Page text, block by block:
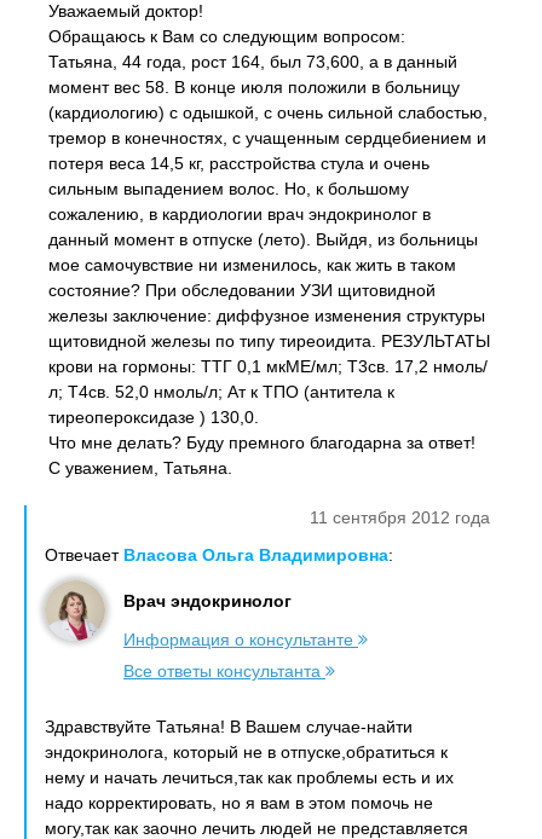
Уважаемый доктор!
Обращаюсь к Вам со следующим вопросом:
Татьяна, 44 года, рост 164, был 73,600, а в данный
момент вес 58. В конце июля положили в больницу
(кардиологию) с одышкой, с очень сильной слабостью,
тремор в конечностях, с учащенным сердцебиением и
потеря веса 14,5 кг, расстройства стула и очень
сильным выпадением волос. Но, к большому
сожалению, в кардиологии врач эндокринолог в
данный момент в отпуске (лето). Выйдя, из больницы
мое самочувствие ни изменилось, как жить в таком
состояние? При обследовании УЗИ щитовидной
железы заключение: диффузное изменения структуры
щитовидной железы по типу тиреоидита. РЕЗУЛЬТАТЫ
крови на гормоны: ТТГ 0,1 мкМЕ/мл; Т3св. 17,2 нмоль/
л; Т4св. 52,0 нмоль/л; Ат к ТПО (антитела к
тиреопероксидазе ) 130,0.
Что мне делать? Буду премного благодарна за ответ!
С уважением, Татьяна.
11 сентября 2012 года
Отвечает Власова Ольга Владимировна:
Врач эндокринолог
Информация о консультанте
Все ответы консультанта
Здравствуйте Татьяна! В Вашем случае-найти
эндокринолога, который не в отпуске,обратиться к
нему и начать лечиться,так как проблемы есть и их
надо корректировать, но я вам в этом помочь не
могу,так как заочно лечить людей не представляется